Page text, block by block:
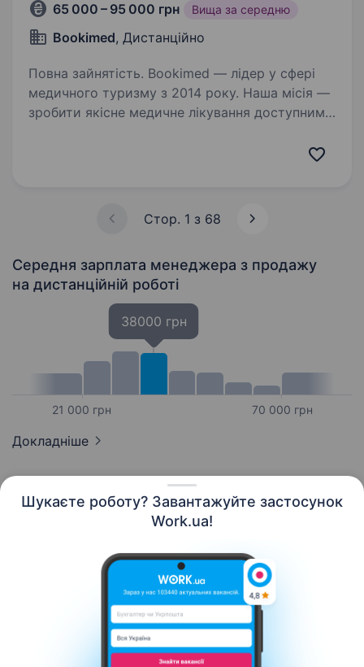
Шукаєте роботу? Завантажуйте застосунок
Work.ua!
65 000 – 95 000 грн Вища за середню
Bookimed, Дистанційно
Повна зайнятість. Bookimed — лідер у сфері
медичного туризму з 2014 року. Наша місія —
зробити якісне медичне лікування доступним
Стор. 1 з 68
Середня зарплата менеджера з продажу
на дистанційній роботі
21 000 грн
38000 грн
70 000 грн
Докладніше